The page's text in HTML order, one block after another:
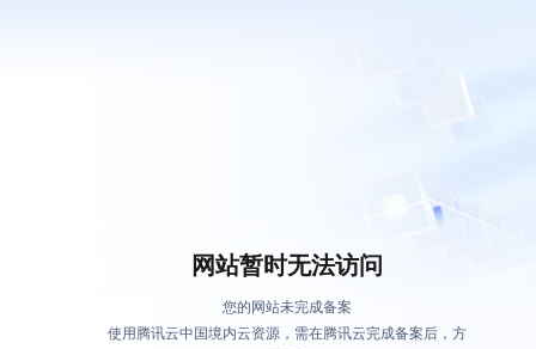
网站暂时无法访问
您的网站未完成备案
使用腾讯云中国境内云资源，需在腾讯云完成备案后，方